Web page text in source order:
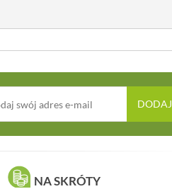
DODAJ
NA SKRÓTY